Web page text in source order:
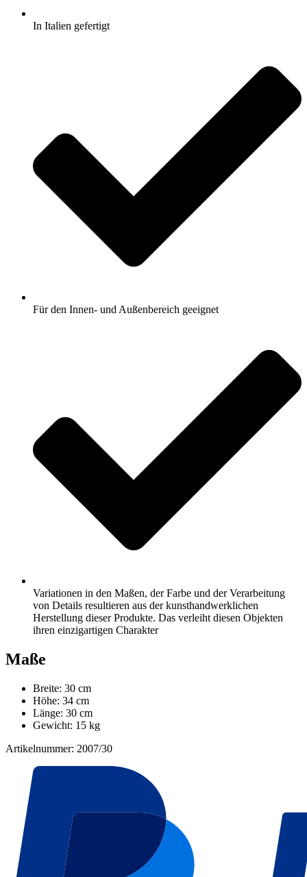
In Italien gefertigt
Für den Innen- und Außenbereich geeignet
Variationen in den Maßen, der Farbe und der Verarbeitung
von Details resultieren aus der kunsthandwerklichen
Herstellung dieser Produkte. Das verleiht diesen Objekten
ihren einzigartigen Charakter
Maße
Breite: 30 cm
Höhe: 34 cm
Länge: 30 cm
Gewicht: 15 kg
Artikelnummer: 2007/30